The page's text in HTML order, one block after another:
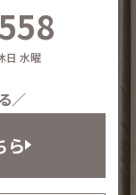
日 水曜
／
ら